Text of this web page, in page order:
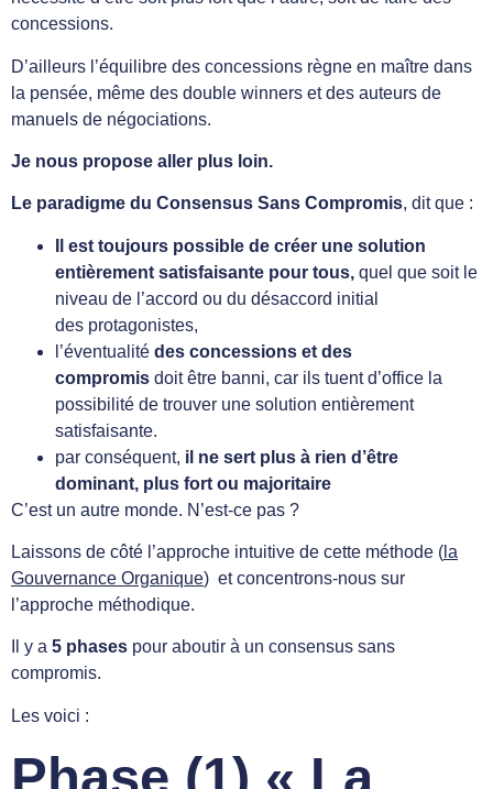
concessions.
D’ailleurs l’équilibre des concessions règne en maître dans
la pensée, même des double winners et des auteurs de
manuels de négociations.
Je nous propose aller plus loin.
Le paradigme du Consensus Sans Compromis, dit que :
Il est toujours possible de créer une solution
entièrement satisfaisante pour tous, quel que soit le
niveau de l’accord ou du désaccord initial
des protagonistes,
l’éventualité des concessions et des
compromis doit être banni, car ils tuent d’office la
possibilité de trouver une solution entièrement
satisfaisante.
par conséquent, il ne sert plus à rien d’être
dominant, plus fort ou majoritaire
C’est un autre monde. N’est-ce pas ?
Laissons de côté l’approche intuitive de cette méthode ( la
Gouvernance Organique) et concentrons-nous sur
l’approche méthodique.
Il y a 5 phases pour aboutir à un consensus sans
compromis.
Les voici :